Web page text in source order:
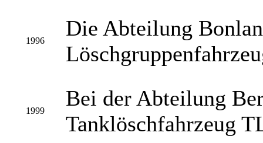
1996
Die Abteilung
1999
Bei der Abteilung
Tanklöschfahrzeug